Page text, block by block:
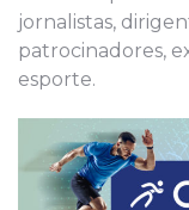
jornalistas,
patrocinadores,
esporte.